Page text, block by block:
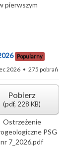
pierwszym
Popularny
2026 275 pobrań
Pobierz
(pdf, 228 KB)
Ostrzeżenie
PSG
nr 7_2026.pdf